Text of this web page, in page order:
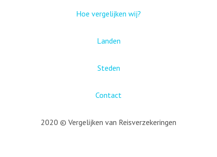
Hoe vergelijken wij?
Landen
Steden
Contact
2020 © Vergelijken van Reisverzekeringen